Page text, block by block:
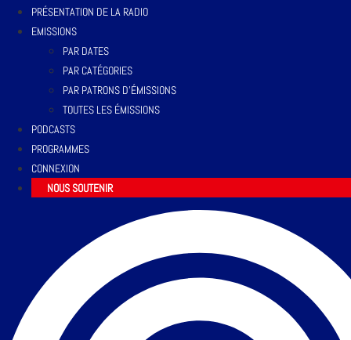
PRÉSENTATION DE LA RADIO
EMISSIONS
PAR DATES
PAR CATÉGORIES
PAR PATRONS D’ÉMISSIONS
TOUTES LES ÉMISSIONS
PODCASTS
PROGRAMMES
CONNEXION
NOUS SOUTENIR